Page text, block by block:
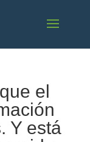
el
Y está